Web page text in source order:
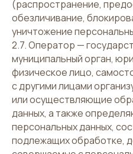
(распространение,
обезличивание,
уничтожение
2.7. Оператор —
муниципальный орган,
физическое лицо,
с другими лицами
или осуществляющие
данных, а также
персональных данных,
подлежащих обработке,